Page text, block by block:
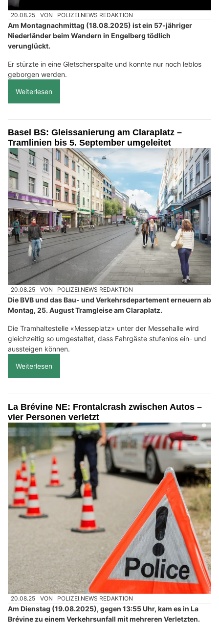
20.08.25 VON POLIZEI.NEWS REDAKTION
Am Montagnachmittag (18.08.2025) ist ein 57-jähriger
Niederländer beim Wandern in Engelberg tödlich
verunglückt.
Er stürzte in eine Gletscherspalte und konnte nur noch leblos
geborgen werden.
Weiterlesen
Basel BS: Gleissanierung am Claraplatz –
Tramlinien bis 5. September umgeleitet
20.08.25 VON POLIZEI.NEWS REDAKTION
Die BVB und das Bau- und Verkehrsdepartement erneuern ab
Montag, 25. August Tramgleise am Claraplatz.
Die Tramhaltestelle «Messeplatz» unter der Messehalle wird
gleichzeitig so umgestaltet, dass Fahrgäste stufenlos ein- und
aussteigen können.
Weiterlesen
La Brévine NE: Frontalcrash zwischen Autos –
vier Personen verletzt
20.08.25 VON POLIZEI.NEWS REDAKTION
Am Dienstag (19.08.2025), gegen 13:55 Uhr, kam es in La
Brévine zu einem Verkehrsunfall mit mehreren Verletzten.